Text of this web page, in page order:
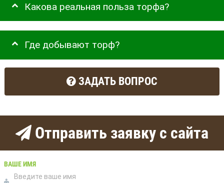
Какова реальная польза торфа?
Где добывают торф?
ЗАДАТЬ ВОПРОС
Отправить заявку с сайта
ВАШЕ ИМЯ